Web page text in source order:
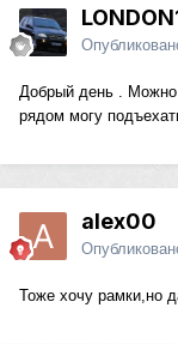
Добрый день . Можно
рядом могу
alex00
Тоже хочу рамки,но